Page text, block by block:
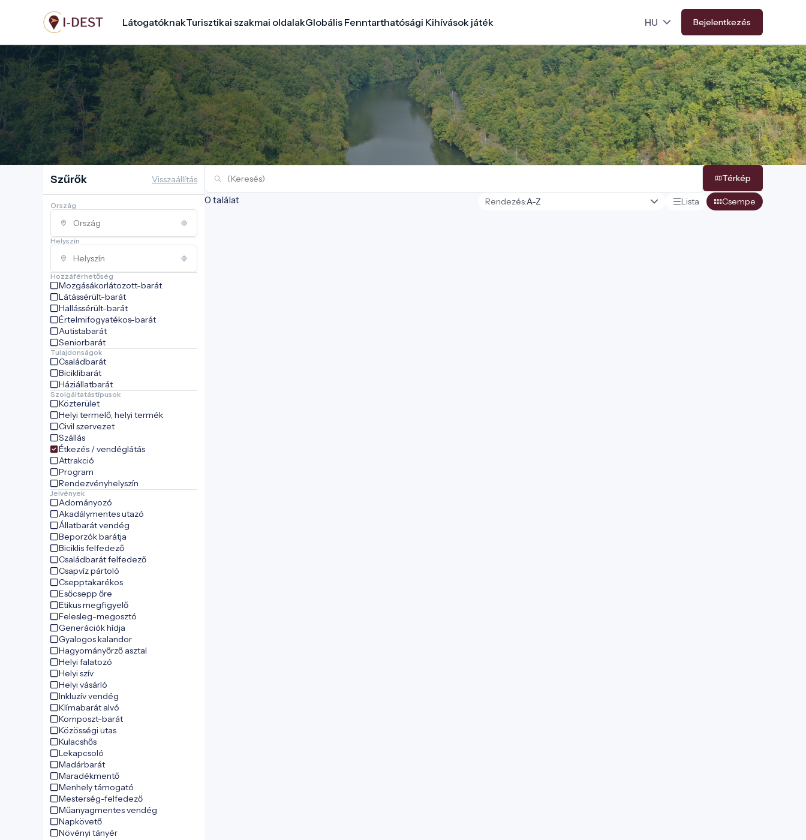
tartalomra
LátogatóknakTurisztikai szakmai oldalakGlobális Fenntarthatósági Kihívások játék Bejelentkezés
Szűrők Visszaállítás
Ország
Helyszín
Hozzáférhetőség
Mozgásákorlátozott-barát
Látássérült-barát
Hallássérült-barát
Értelmifogyatékos-barát
Autistabarát
Seniorbarát
Tulajdonságok
Családbarát
Biciklibarát
Háziállatbarát
Szolgáltatástípusok
Közterület
Helyi termelő, helyi termék
Civil szervezet
Szállás
Étkezés / vendéglátás
Attrakció
Program
Rendezvényhelyszín
Jelvények
Adományozó
Akadálymentes utazó
Állatbarát vendég
Beporzók barátja
Biciklis felfedező
Családbarát felfedező
Csapvíz pártoló
Csepptakarékos
Esőcsepp őre
Etikus megfigyelő
Felesleg-megosztó
Generációk hídja
Gyalogos kalandor
Hagyományőrző asztal
Helyi falatozó
Helyi szív
Helyi vásárló
Inkluzív vendég
Klímabarát alvó
Komposzt-barát
Közösségi utas
Kulacshős
Lekapcsoló
Madárbarát
Maradékmentő
Menhely támogató
Mesterség-felfedező
Műanyagmentes vendég
Napkövető
Növényi tányér
Térkép
0 találat Rendezés: Lista Csempe